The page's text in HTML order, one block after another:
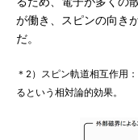
が働き、スピンの向き
だ。
＊2）スピン軌道相互作用
るという相対論的効果。